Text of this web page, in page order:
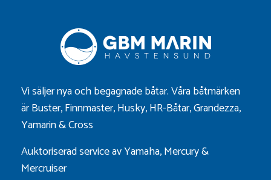
Vi säljer nya och begagnade båtar. Våra båtmärken
ärBuster,Finnmaster,Husky,HR-Båtar,Grandezza,
Yamarin&Cross
Auktoriserad service av Yamaha, Mercury &
Mercruiser